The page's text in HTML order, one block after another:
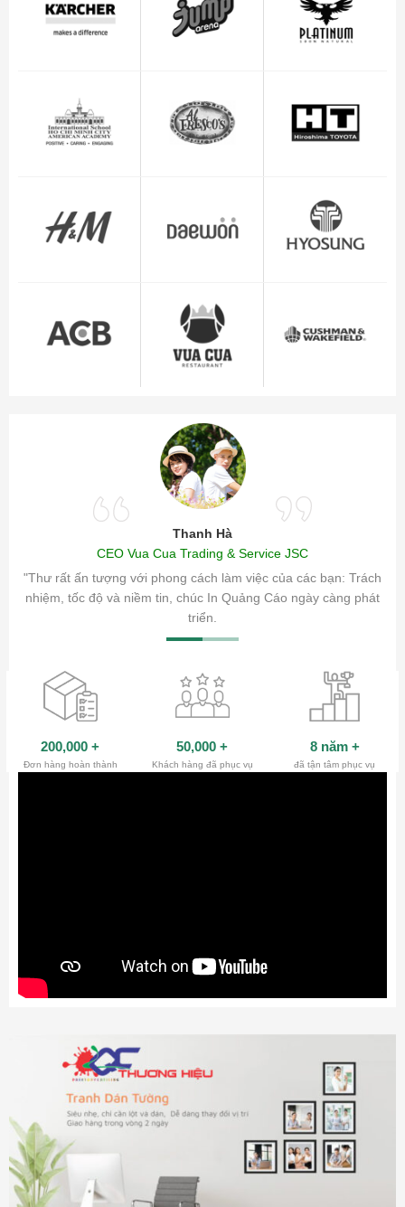
Thanh Hà
CEO Vua Cua Trading & Service JSC
"Thư rất ấn tượng với phong cách làm việc của các bạn: Trách
nhiệm, tốc độ và niềm tin, chúc In Quảng Cáo ngày càng phát
triển.
sóc
200,000 +
Đơn hàng hoàn thành
50,000 +
Khách hàng đã phục vụ
8 năm +
đã tận tâm phục vụ